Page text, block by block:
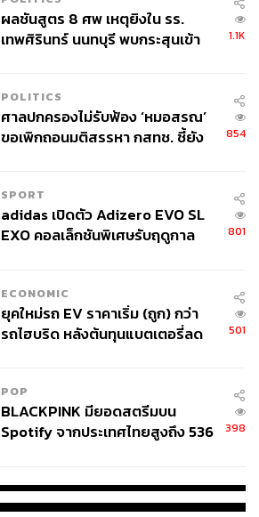
ผลชันสูตร 8 ศพ เหตุยิงใน รร.
เทพศิรินทร์ นนทบุรี พบกระสุนเข้า
1.1K
POLITICS
ศาลปกครองไม่รับฟ้อง ‘หมอสรณ’
ขอเพิกถอนมติสรรหา กสทช. ชี้ยัง
854
SPORT
adidas เปิดตัว Adizero EVO SL
EXO คอลเล็กชันพิเศษรับฤดูกาล
801
ECONOMIC
ยุคใหม่รถ EV ราคาเริ่ม (ถูก) กว่า
รถไฮบริด หลังต้นทุนแบตเตอรี่ลด
501
POP
BLACKPINK มียอดสตรีมบน
Spotify จากประเทศไทยสูงถึง 536
398